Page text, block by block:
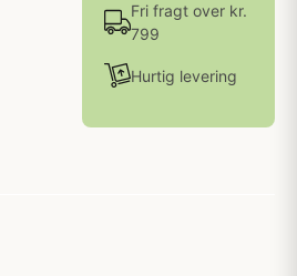
Fri fragt over kr.
799
Hurtig levering